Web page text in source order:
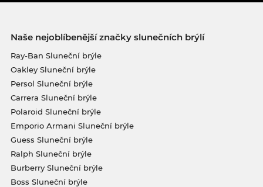
Naše nejoblíbenější značky slunečních brýlí
Ray-Ban Sluneční brýle
Oakley Sluneční brýle
Persol Sluneční brýle
Carrera Sluneční brýle
Polaroid Sluneční brýle
Emporio Armani Sluneční brýle
Guess Sluneční brýle
Ralph Sluneční brýle
Burberry Sluneční brýle
Boss Sluneční brýle